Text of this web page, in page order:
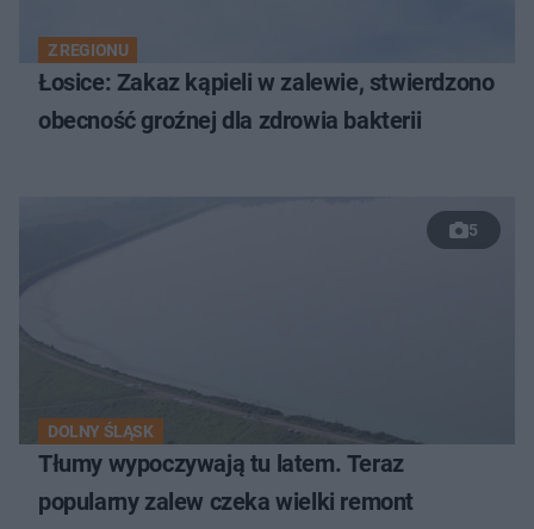
Z REGIONU
Łosice: Zakaz kąpieli w zalewie, stwierdzono
obecność groźnej dla zdrowia bakterii
5
DOLNY ŚLĄSK
Tłumy wypoczywają tu latem. Teraz
popularny zalew czeka wielki remont